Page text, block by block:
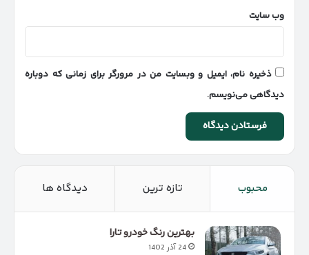
وب‌ سایت
ذخیره نام، ایمیل و وبسایت من در مرورگر برای زمانی که دوباره
دیدگاهی می‌نویسم.
محبوب تازه ترین دیدگاه ها
بهترین رنگ خودرو تارا
24 آذر 1402